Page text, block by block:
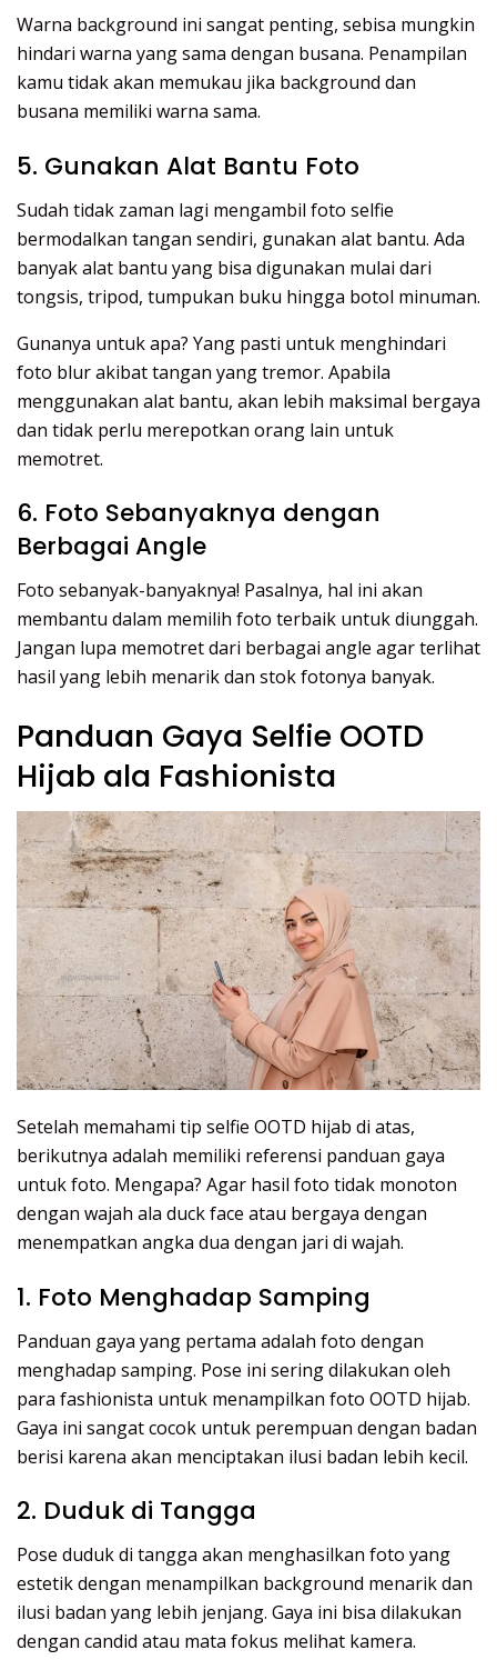
Warna background ini sangat penting, sebisa mungkin
hindari warna yang sama dengan busana. Penampilan
kamu tidak akan memukau jika background dan
busana memiliki warna sama.
5. Gunakan Alat Bantu Foto
Sudah tidak zaman lagi mengambil foto selfie
bermodalkan tangan sendiri, gunakan alat bantu. Ada
banyak alat bantu yang bisa digunakan mulai dari
tongsis, tripod, tumpukan buku hingga botol minuman.
Gunanya untuk apa? Yang pasti untuk menghindari
foto blur akibat tangan yang tremor. Apabila
menggunakan alat bantu, akan lebih maksimal bergaya
dan tidak perlu merepotkan orang lain untuk
memotret.
6. Foto Sebanyaknya dengan
Berbagai Angle
Foto sebanyak-banyaknya! Pasalnya, hal ini akan
membantu dalam memilih foto terbaik untuk diunggah.
Jangan lupa memotret dari berbagai angle agar terlihat
hasil yang lebih menarik dan stok fotonya banyak.
Panduan Gaya Selfie OOTD
Hijab ala Fashionista
Setelah memahami tip selfie OOTD hijab di atas,
berikutnya adalah memiliki referensi panduan gaya
untuk foto. Mengapa? Agar hasil foto tidak monoton
dengan wajah ala duck face atau bergaya dengan
menempatkan angka dua dengan jari di wajah.
1. Foto Menghadap Samping
Panduan gaya yang pertama adalah foto dengan
menghadap samping. Pose ini sering dilakukan oleh
para fashionista untuk menampilkan foto OOTD hijab.
Gaya ini sangat cocok untuk perempuan dengan badan
berisi karena akan menciptakan ilusi badan lebih kecil.
2. Duduk di Tangga
Pose duduk di tangga akan menghasilkan foto yang
estetik dengan menampilkan background menarik dan
ilusi badan yang lebih jenjang. Gaya ini bisa dilakukan
dengan candid atau mata fokus melihat kamera.